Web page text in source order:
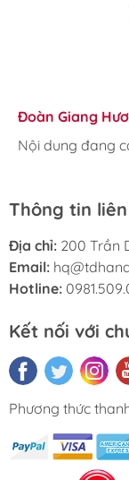
Hương Suri
Nội dung đang
Đoàn Giang
Nội dung đang
Ngọc Anh
Nội dung đang
Thông tin
Địa chỉ: 200 Trần
Email:
Hotline:
Kết nối với
Phương thức